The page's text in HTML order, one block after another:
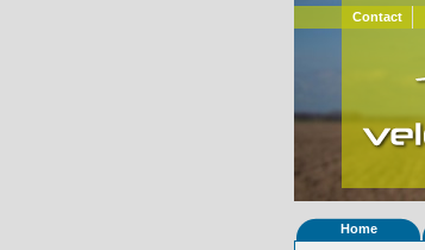
Contact
Home